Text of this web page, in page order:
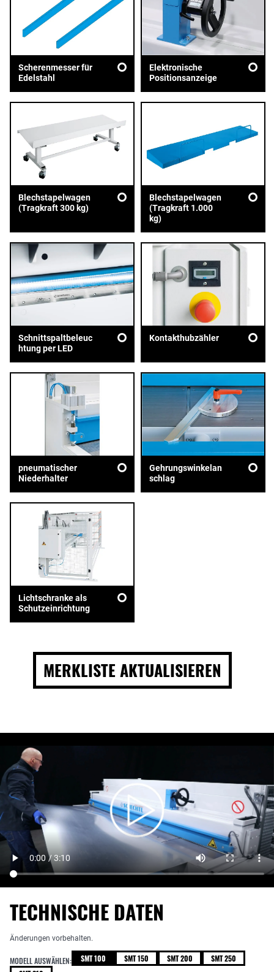
Scherenmesser für
Edelstahl
Elektronische
Positionsanzeige
Blechstapelwagen
(Tragkraft 300 kg)
Blechstapelwagen
(Tragkraft 1.000
kg)
Schnittspaltbeleuc
htung per LED
Kontakthubzähler
pneumatischer
Niederhalter
Gehrungswinkelan
schlag
Lichtschranke als
Schutzeinrichtung
MERKLISTE AKTUALISIEREN
TECHNISCHE DATEN
Änderungen vorbehalten.
MODELL AUSWÄHLEN: SMT 100 SMT 150 SMT 200
SMT 250